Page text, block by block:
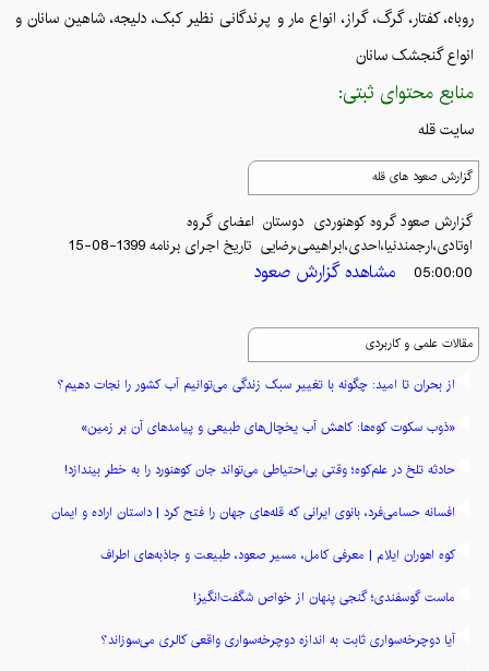
روباه، کفتار، گرگ، گراز، انواع مار و پرندگانی نظیر کبک، دلیجه، شاهین سانان و
انواع گنجشک سانان
منابع محتوای ثبتی:
سایت قله
گزارش صعود های قله
گزارش صعود گروه کوهنوردی دوستاناعضای گروه
اوتادی،ارجمندنیا،احدی،ابراهیمی،رضایی
1399-08-15
05:00:00
مشاهده گزارش صعود
مقالات علمی و کاربردی
از بحران تا امید: چگونه با تغییر سبک زندگی می‌توانیم آب کشور را نجات دهیم؟
«ذوب سکوت کوه‌ها: کاهش آب یخچال‌های طبیعی و پیامدهای آن بر زمین»
حادثه تلخ در علم‌کوه؛ وقتی بی‌احتیاطی می‌تواند جان کوهنورد را به خطر بیندازد!
افسانه حسامی‌فرد، بانوی ایرانی که قله‌های جهان را فتح کرد | داستان اراده و ایمان
کوه اهوران ایلام | معرفی کامل، مسیر صعود، طبیعت و جاذبه‌های اطراف
ماست گوسفندی؛ گنجی پنهان از خواص شگفت‌انگیز!
آیا دوچرخه‌سواری ثابت به اندازه دوچرخه‌سواری واقعی کالری می‌سوزاند؟